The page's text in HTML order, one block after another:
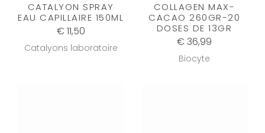
CATALYON SPRAY
EAU CAPILLAIRE 150ML
€ 11,50
Catalyons laboratoire
COLLAGEN MAX-
CACAO 260GR-20
DOSES DE 13GR
€ 36,99
Biocyte